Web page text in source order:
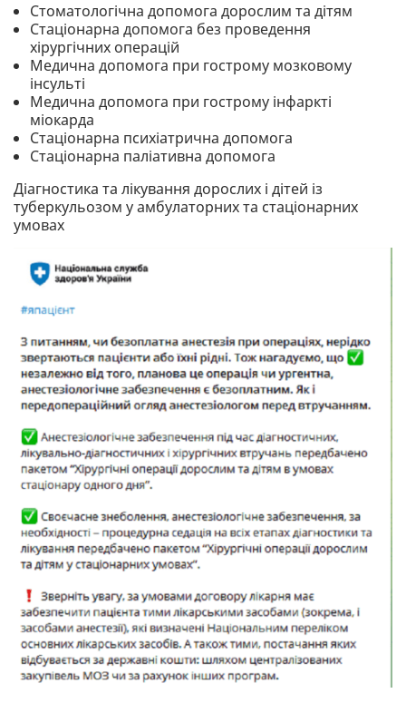
Стоматологічна допомога дорослим та дітям
Стаціонарна допомога без проведення
хірургічних операцій
Медична допомога при гострому мозковому
інсульті
Медична допомога при гострому інфаркті
міокарда
Стаціонарна психіатрична допомога
Стаціонарна паліативна допомога
Діагностика та лікування дорослих і дітей із
туберкульозом у амбулаторних та стаціонарних
умовах